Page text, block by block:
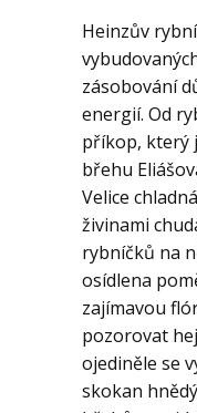
Heinzův
zásobování
energií. Od
příkop, který
břehu
Velice
živinami
rybníčků na
osídlena
zajímavou
pozorovat
ojediněle se
skokan